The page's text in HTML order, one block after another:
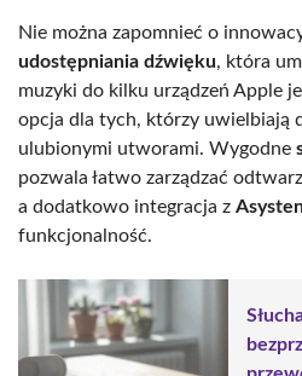
Nie można zapomnieć o
udostępniania dźwięku, która
muzyki do kilku urządzeń Apple
opcja dla tych, którzy uwielbiają
ulubionymi utworami. Wygodne
pozwala łatwo zarządzać
a dodatkowo integracja z
funkcjonalność.